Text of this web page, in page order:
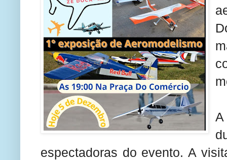
A
espectadoras do evento. A